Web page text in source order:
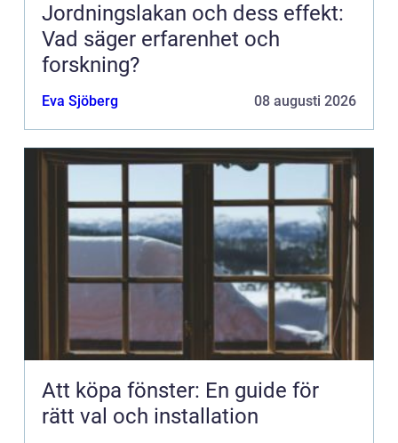
Jordningslakan och dess effekt:
Vad säger erfarenhet och
forskning?
Eva Sjöberg 08 augusti 2026
Att köpa fönster: En guide för
rätt val och installation